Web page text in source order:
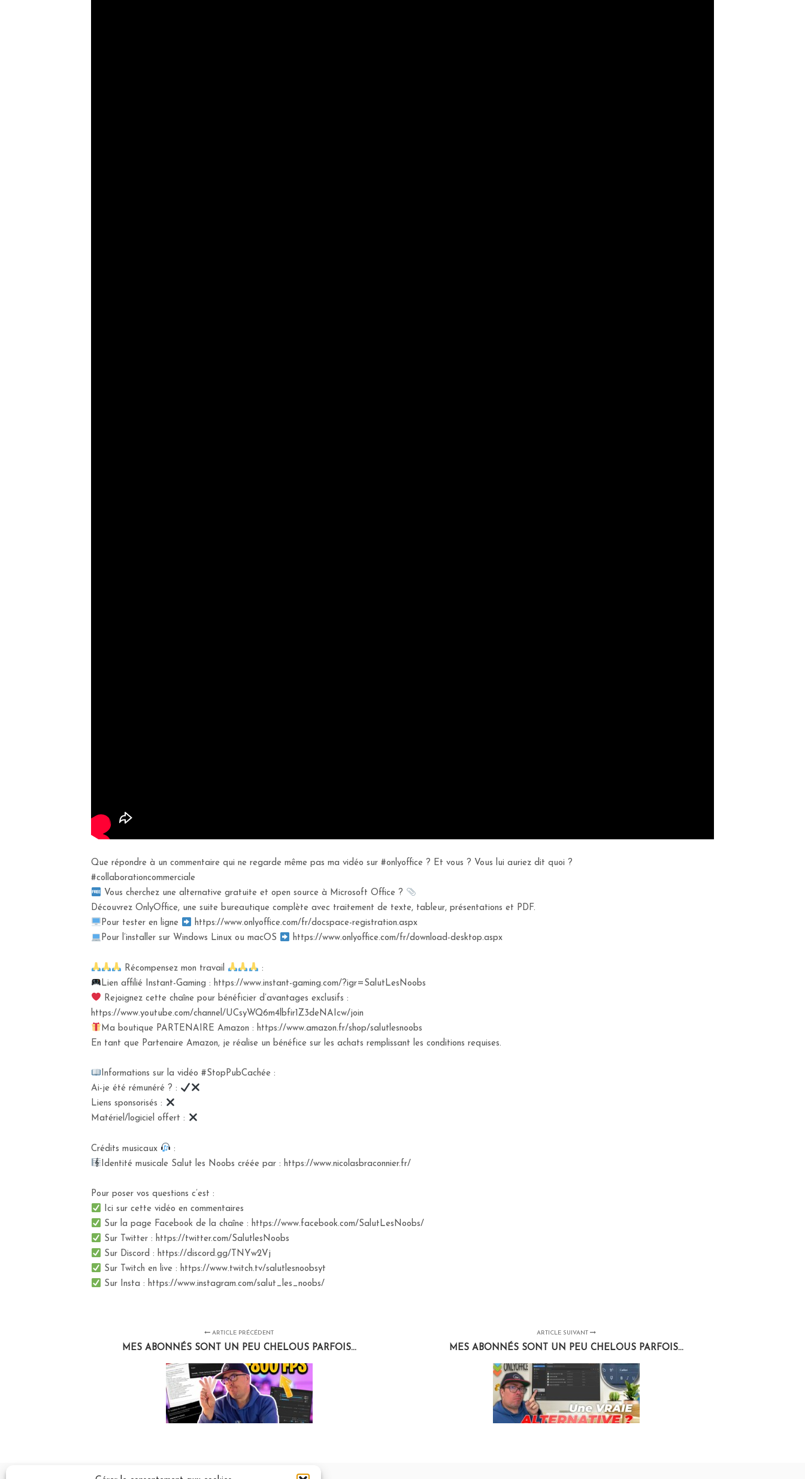
Que répondre à un commentaire qui ne regarde même pas ma vidéo sur #onlyoffice ? Et vous ? Vous lui auriez dit quoi ?
#collaborationcommerciale
Vous cherchez une alternative gratuite et open source à Microsoft Office ?
Découvrez OnlyOffice, une suite bureautique complète avec traitement de texte, tableur, présentations et PDF.
Pour tester en ligne
https://www.onlyoffice.com/fr/docspace-registration.aspx
Pour l’installer sur Windows Linux ou macOS
https://www.onlyoffice.com/fr/download-desktop.aspx
Récompensez mon travail
:
Lien affilié Instant-Gaming : https://www.instant-gaming.com/?igr=SalutLesNoobs
Rejoignez cette chaîne pour bénéficier d’avantages exclusifs :
https://www.youtube.com/channel/UCsyWQ6m4lbfir1Z3deNAIcw/join
Ma boutique PARTENAIRE Amazon : https://www.amazon.fr/shop/salutlesnoobs
En tant que Partenaire Amazon, je réalise un bénéfice sur les achats remplissant les conditions requises.
Informations sur la vidéo #StopPubCachée :
Ai-je été rémunéré ? :
Liens sponsorisés :
Matériel/logiciel offert :
Crédits musicaux
:
Identité musicale Salut les Noobs créée par : https://www.nicolasbraconnier.fr/
Pour poser vos questions c’est :
Ici sur cette vidéo en commentaires
Sur la page Facebook de la chaîne : https://www.facebook.com/SalutLesNoobs/
Sur Twitter : https://twitter.com/SalutlesNoobs
Sur Discord : https://discord.gg/TNYw2Vj
Sur Twitch en live : https://www.twitch.tv/salutlesnoobsyt
Sur Insta : https://www.instagram.com/salut_les_noobs/
ARTICLE PRÉCÉDENT
MES ABONNÉS SONT UN PEU CHELOUS PARFOIS...
ARTICLE SUIVANT
MES ABONNÉS SONT UN PEU CHELOUS PARFOIS...